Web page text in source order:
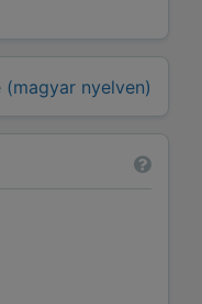
nyelven)